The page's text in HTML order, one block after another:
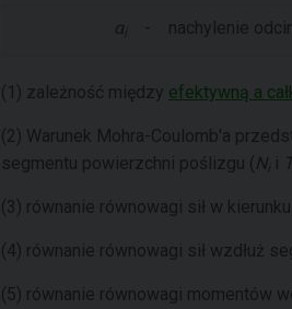
α - nachylenie
(1) zależność między efektywną a
(2) Warunek Mohra-Coulomb'a
segmentu powierzchni poślizgu ( Ni i T
(3) równanie równowagi sił w
(4) równanie równowagi sił wzdłuż
(5) równanie równowagi momentów